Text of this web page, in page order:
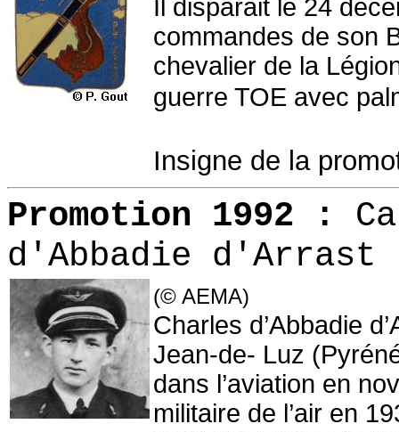
Il disparait le 24
commandes de son
chevalier de la
guerre TOE avec
Insigne de la
Promotion 1992 :
d'Abbadie d'Arrast
(© AEMA)
Charles d’Abbadie
Jean-de- Luz
dans l’aviation en
militaire de l’air en